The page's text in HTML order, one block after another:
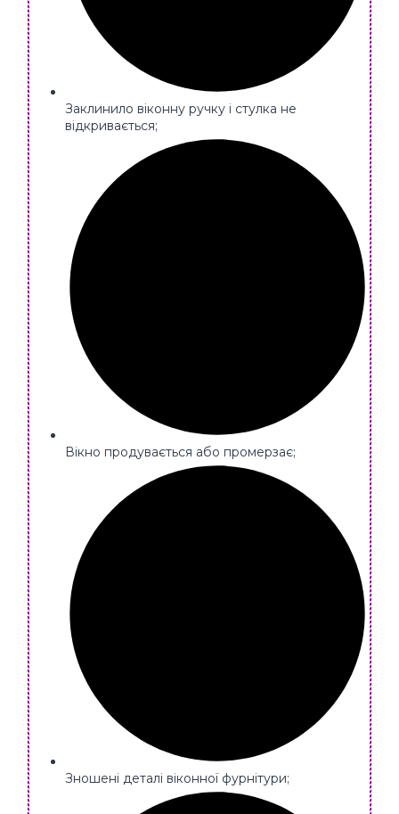
Заклинило віконну ручку і стулка не
відкривається;
Вікно продувається або промерзає;
Зношені деталі віконної фурнітури;